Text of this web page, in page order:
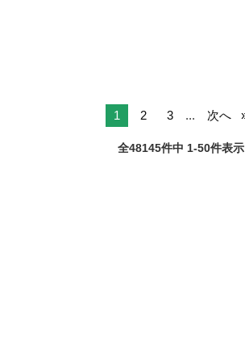
1 2 3 ... 次へ
全48145件中 1-50件表示